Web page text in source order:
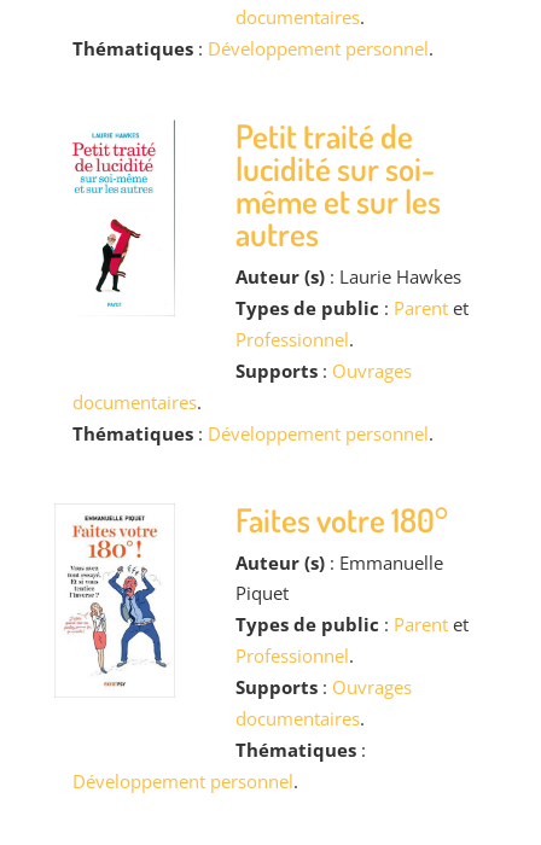
documentaires.
Thématiques: Développement personnel.
Petit traité de
lucidité sur soi-
même et sur les
autres
Auteur (s): Laurie Hawkes
Types de public : Parentet
Professionnel.
Supports: Ouvrages
documentaires.
Thématiques: Développement personnel.
Faites votre 180°
Auteur (s): Emmanuelle
Piquet
Types de public : Parentet
Professionnel.
Supports: Ouvrages
documentaires.
Thématiques:
Développement personnel.